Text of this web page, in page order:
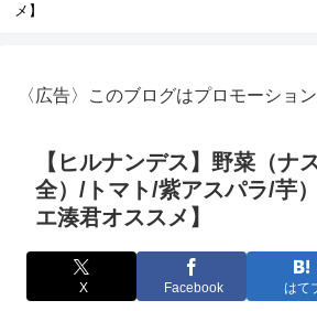
メ】
〈広告〉このブログはプロモーショ
【ヒルナンデス】野菜（ナ
全）/トマト/紫アスパラ/芋
エ湊君オススメ】
X Facebook はて